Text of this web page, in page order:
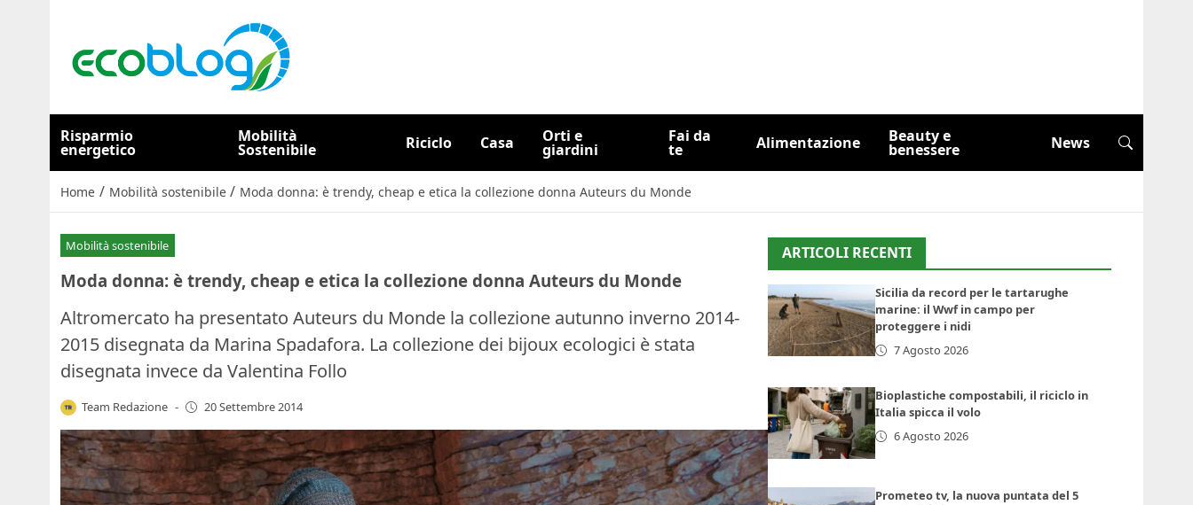
Risparmio
energetico
Mobilità
Sostenibile Riciclo Casa Orti e
giardini
Fai da
te Alimentazione Beauty e
benessere News
Home / Mobilità sostenibile / Moda donna: è trendy, cheap e etica la collezione donna Auteurs du Monde
Mobilità sostenibile
Moda donna: è trendy, cheap e etica la collezione donna Auteurs du Monde
Altromercato ha presentato Auteurs du Monde la collezione autunno inverno 2014-
2015 disegnata da Marina Spadafora. La collezione dei bijoux ecologici è stata
disegnata invece da Valentina Follo
Team Redazione - 20 Settembre 2014
ARTICOLI RECENTI
Sicilia da record per le tartarughe
marine: il Wwf in campo per
proteggere i nidi
7 Agosto 2026
Bioplastiche compostabili, il riciclo in
Italia spicca il volo
6 Agosto 2026
Prometeo tv, la nuova puntata del 5